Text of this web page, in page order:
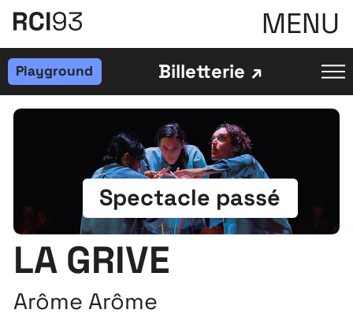
MENU
Playground Billetterie
Spectacle passé
LA GRIVE
Arôme Arôme